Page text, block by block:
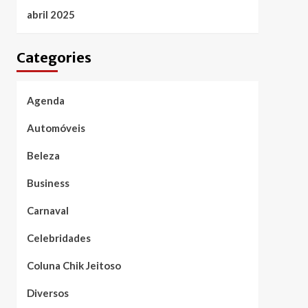
abril 2025
Categories
Agenda
Automóveis
Beleza
Business
Carnaval
Celebridades
Coluna Chik Jeitoso
Diversos